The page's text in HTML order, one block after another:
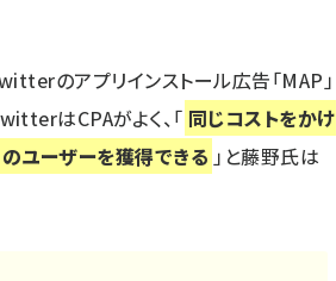
のアプリインストール広告「MAP」
はCPAがよく、「 同じコストをかけ
ユーザーを獲得できる 」と藤野氏は